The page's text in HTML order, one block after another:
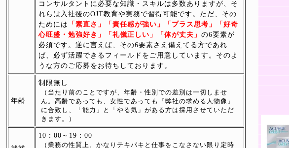
コンサルタントに必要な知識・スキルは多数ありますが、そ
れらは入社後のOJT教育や実務で習得可能です。ただ、その
ためには
「素直さ」「責任感が強い」「プラス思考」「好奇
心旺盛・勉強好き」「礼儀正しい」「体が丈夫」 の6要素が
必須です。逆に言えば、その6要素さえ備えてる方であれ
ば、必ず活躍できるフィールドをご用意しています。そのよ
うな方のご応募をお待ちしております。
年齢
制限無し
（当たり前のことですが、年齢・性別での差別は一切しませ
ん。高齢であっても、女性であっても『弊社の求める人物像』
に合致し、「能力」と「やる気」がある方は採用させていただ
きます。）
10：00～19：00
（業務の性質上、かなりテキパキと仕事をこなさない限り定時